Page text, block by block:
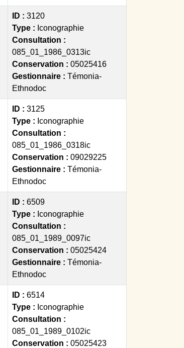
ID : 3120
Type : Iconographie
Consultation :
085_01_1986_0313ic
Conservation : 05025416
Gestionnaire : Témonia-
Ethnodoc
ID : 3125
Type : Iconographie
Consultation :
085_01_1986_0318ic
Conservation : 09029225
Gestionnaire : Témonia-
Ethnodoc
ID : 6509
Type : Iconographie
Consultation :
085_01_1989_0097ic
Conservation : 05025424
Gestionnaire : Témonia-
Ethnodoc
ID : 6514
Type : Iconographie
Consultation :
085_01_1989_0102ic
Conservation : 05025423